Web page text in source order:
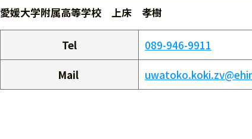
愛媛大学附属高等学校 上床 孝樹
Tel
089-946-9911
Mail